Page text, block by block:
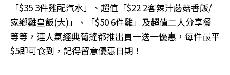
「$35 3件雞配汽水」、超值「$22 2客辣汁蘑菇香飯/
家鄉雞皇飯(大)」、「$50 6件雞」及超值二人分享餐
等等，連人氣經典葡撻都推出買一送一優惠，每件最平
$5即可食到，記得留意優惠日期！